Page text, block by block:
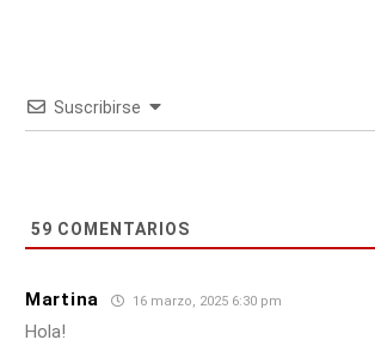
Suscribirse
59 COMENTARIOS
Martina 16 marzo, 2025 6:30 pm
Hola!